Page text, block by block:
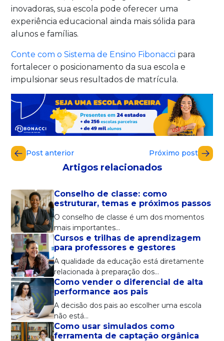
inovadoras, sua escola pode oferecer uma
experiência educacional ainda mais sólida para
alunos e famílias.
Conte com o Sistema de Ensino Fibonacci para
fortalecer o posicionamento da sua escola e
impulsionar seus resultados de matrícula.
Post anterior Próximo post
Artigos relacionados
Conselho de classe: como
estruturar, temas e próximos passos
O conselho de classe é um dos momentos
mais importantes…
Cursos e trilhas de aprendizagem
para professores e gestores
A qualidade da educação está diretamente
relacionada à preparação dos…
Como vender o diferencial de alta
performance aos pais
A decisão dos pais ao escolher uma escola
não está…
Como usar simulados como
ferramenta de captação orgânica